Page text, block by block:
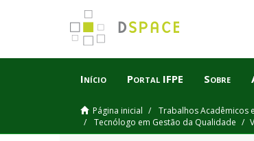
Início Portal IFPE Sobre
Página inicial Trabalhos Acadêmicos
Tecnólogo em Gestão da Qualidade